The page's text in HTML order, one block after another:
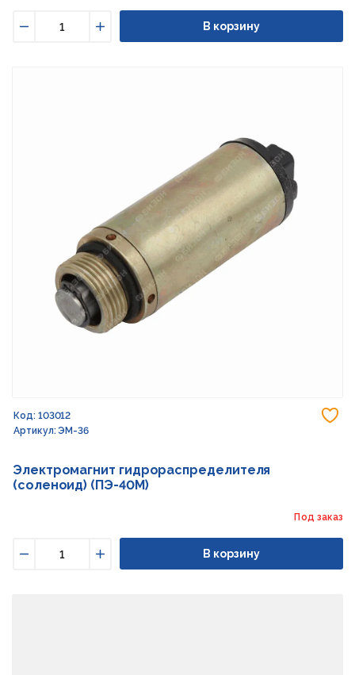
Увеличить
В корзину
Код: 103012
Артикул: ЭМ-36
Электромагнит гидрораспределителя
(соленоид) (ПЭ-40М)
Под заказ
Увеличить
В корзину